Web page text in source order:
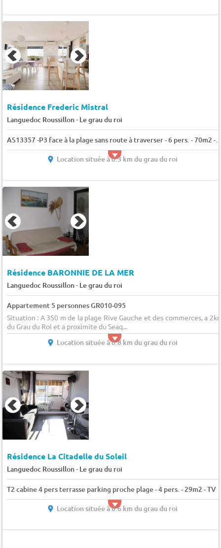
Résidence Frederic Mistral
Languedoc Roussillon- Le grau du roi
AS13357 -P3 face à la plage sans route à traverser - 6
Location située à 0.3 km du grau du roi
Résidence BARONNIE DE LA MER
Languedoc Roussillon- Le grau du roi
Appartement 5 personnes GR010-095
Situation : A 350 m de la plage Rive Gauche et des commerces, a
du Grau du Roi et a proximite du Seaq...
Location située à 0.8 km du grau du roi
Résidence La Citadelle du Soleil
Languedoc Roussillon- Le grau du roi
T2 cabine 4 pers terrasse parking proche plage - 4 pers. - 29m2 - TV
Location située à 0.6 km du grau du roi